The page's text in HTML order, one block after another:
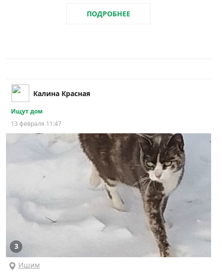
ПОДРОБНЕЕ
Калина Красная
Ищут дом
13 февраля 11:47
3
Ишим